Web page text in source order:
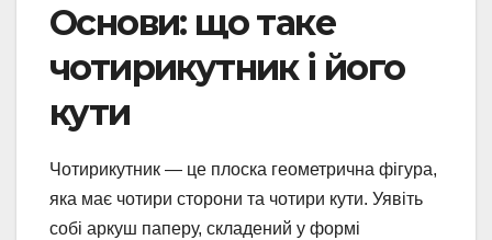
Основи: що таке
чотирикутник і його
кути
Чотирикутник — це плоска геометрична фігура,
яка має чотири сторони та чотири кути. Уявіть
собі аркуш паперу, складений у формі